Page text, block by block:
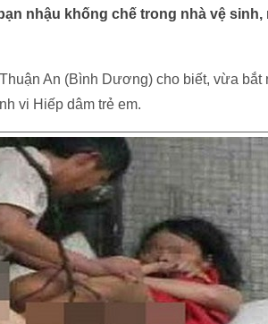
nhậu khống chế trong nhà vệ
An (Bình Dương) cho biết, vừa
vi Hiếp dâm trẻ em.